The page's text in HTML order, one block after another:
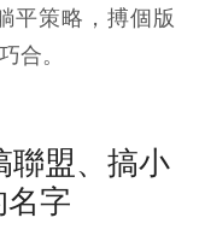
平策略，搏個版
合。
聯盟、搞小
字